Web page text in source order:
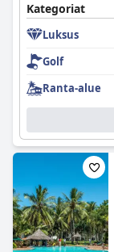
Kategoriat
Luksus
Golf
Ranta-alue